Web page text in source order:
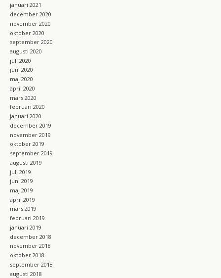
januari 2021
december 2020
november 2020
oktober 2020
september 2020
augusti 2020
juli 2020
juni 2020
maj 2020
april 2020
mars 2020
februari 2020
januari 2020
december 2019
november 2019
oktober 2019
september 2019
augusti 2019
juli 2019
juni 2019
maj 2019
april 2019
mars 2019
februari 2019
januari 2019
december 2018
november 2018
oktober 2018
september 2018
augusti 2018